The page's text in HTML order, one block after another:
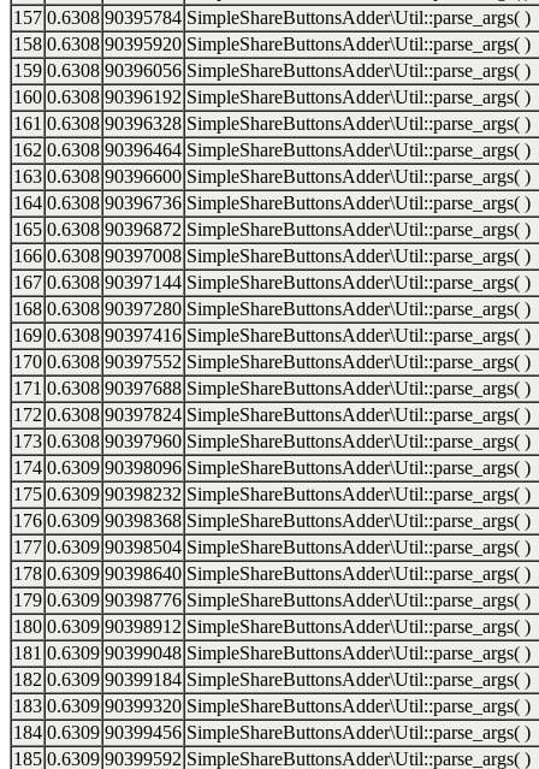
157 0.6308 90395784 SimpleShareButtonsAdder\Util::parse_args( )
158 0.6308 90395920 SimpleShareButtonsAdder\Util::parse_args( )
159 0.6308 90396056 SimpleShareButtonsAdder\Util::parse_args( )
160 0.6308 90396192 SimpleShareButtonsAdder\Util::parse_args( )
161 0.6308 90396328 SimpleShareButtonsAdder\Util::parse_args( )
162 0.6308 90396464 SimpleShareButtonsAdder\Util::parse_args( )
163 0.6308 90396600 SimpleShareButtonsAdder\Util::parse_args( )
164 0.6308 90396736 SimpleShareButtonsAdder\Util::parse_args( )
165 0.6308 90396872 SimpleShareButtonsAdder\Util::parse_args( )
166 0.6308 90397008 SimpleShareButtonsAdder\Util::parse_args( )
167 0.6308 90397144 SimpleShareButtonsAdder\Util::parse_args( )
168 0.6308 90397280 SimpleShareButtonsAdder\Util::parse_args( )
169 0.6308 90397416 SimpleShareButtonsAdder\Util::parse_args( )
170 0.6308 90397552 SimpleShareButtonsAdder\Util::parse_args( )
171 0.6308 90397688 SimpleShareButtonsAdder\Util::parse_args( )
172 0.6308 90397824 SimpleShareButtonsAdder\Util::parse_args( )
173 0.6308 90397960 SimpleShareButtonsAdder\Util::parse_args( )
174 0.6309 90398096 SimpleShareButtonsAdder\Util::parse_args( )
175 0.6309 90398232 SimpleShareButtonsAdder\Util::parse_args( )
176 0.6309 90398368 SimpleShareButtonsAdder\Util::parse_args( )
177 0.6309 90398504 SimpleShareButtonsAdder\Util::parse_args( )
178 0.6309 90398640 SimpleShareButtonsAdder\Util::parse_args( )
179 0.6309 90398776 SimpleShareButtonsAdder\Util::parse_args( )
180 0.6309 90398912 SimpleShareButtonsAdder\Util::parse_args( )
181 0.6309 90399048 SimpleShareButtonsAdder\Util::parse_args( )
182 0.6309 90399184 SimpleShareButtonsAdder\Util::parse_args( )
183 0.6309 90399320 SimpleShareButtonsAdder\Util::parse_args( )
184 0.6309 90399456 SimpleShareButtonsAdder\Util::parse_args( )
185 0.6309 90399592 SimpleShareButtonsAdder\Util::parse_args( )